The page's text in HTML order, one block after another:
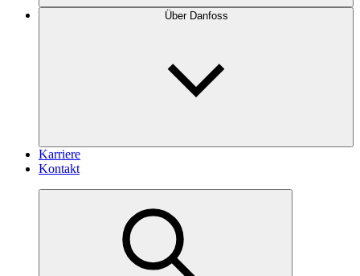
Über Danfoss
Karriere
Kontakt